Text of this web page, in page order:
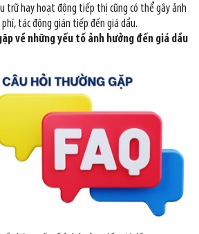
trữ hay hoạt động tiếp thị cũng có thể gây ảnh
tác động gián tiếp đến giá dầu.
về những yếu tố ảnh hưởng đến giá dầu